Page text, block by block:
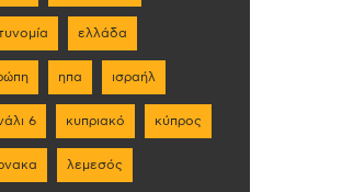
ελλάδα
ηπα ισραήλ
6 κυπριακό κύπρος
λεμεσός